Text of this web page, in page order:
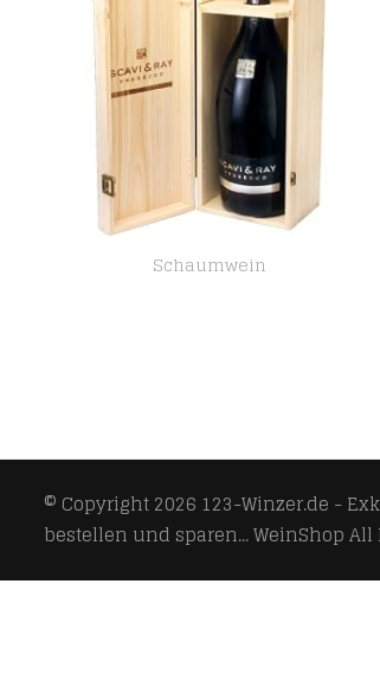
Schaumwein
© Copyright 2026 123-Winzer.de -
bestellen und sparen... WeinShopAll